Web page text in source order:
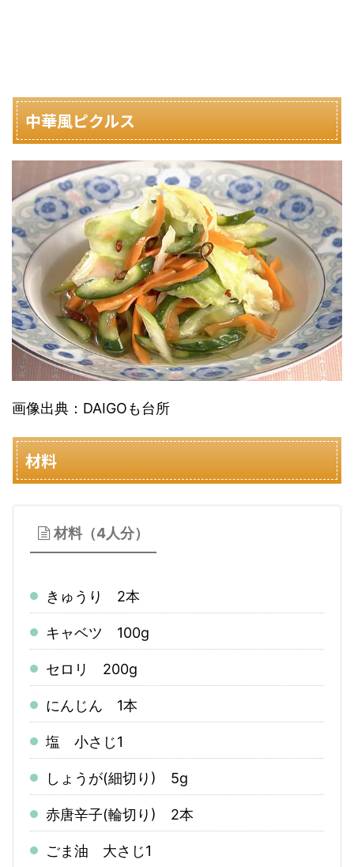
中華風ピクルス
画像出典：DAIGOも台所
材料
材料（4人分）
きゅうり 2本
キャベツ 100g
セロリ 200g
にんじん 1本
塩 小さじ1
しょうが(細切り) 5g
赤唐辛子(輪切り) 2本
ごま油 大さじ1